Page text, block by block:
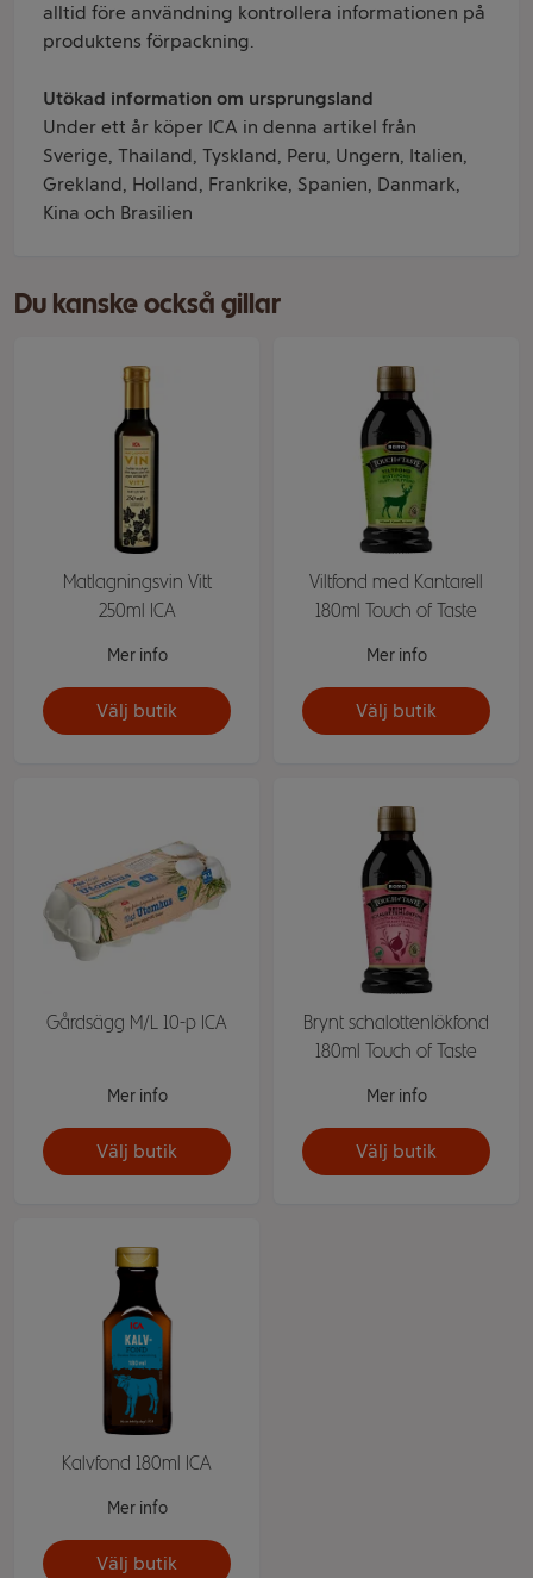
alltid före användning kontrollera informationen på
produktens förpackning.
Utökad information om ursprungsland
Under ett år köper ICA in denna artikel från
Sverige, Thailand, Tyskland, Peru, Ungern, Italien,
Grekland, Holland, Frankrike, Spanien, Danmark,
Kina och Brasilien
Du kanske också gillar
Matlagningsvin Vitt
250ml ICA
Mer info
Välj butik
Viltfond med Kantarell
180ml Touch of Taste
Mer info
Välj butik
Gårdsägg M/L 10-p ICA
Mer info
Välj butik
Brynt schalottenlökfond
180ml Touch of Taste
Mer info
Välj butik
Kalvfond 180ml ICA
Mer info
Välj butik